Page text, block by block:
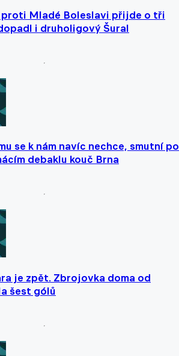
Mladé Boleslavi přijde o tři
i druholigový Šural
se k nám navíc nechce, smutní po
debaklu kouč Brna
je zpět. Zbrojovka doma od
šest gólů